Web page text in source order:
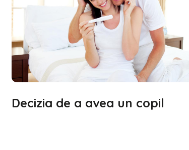
Decizia de a avea un copil